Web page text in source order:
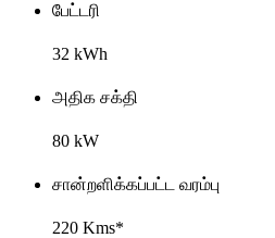
பேட்டரி
32 kWh
அதிக சக்தி
80 kW
சான்றளிக்கப்பட்ட வரம்பு
220 Kms*